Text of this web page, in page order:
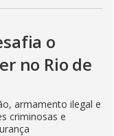
o
no Rio de
armamento ilegal e
criminosas e